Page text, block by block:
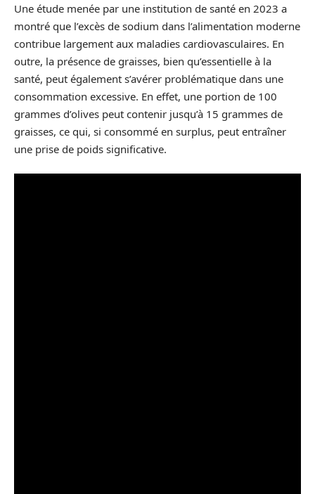
Une étude menée par une institution de santé en 2023 a
montré que l’excès de sodium dans l’alimentation moderne
contribue largement aux maladies cardiovasculaires. En
outre, la présence de graisses, bien qu’essentielle à la
santé, peut également s’avérer problématique dans une
consommation excessive. En effet, une portion de 100
grammes d’olives peut contenir jusqu’à 15 grammes de
graisses, ce qui, si consommé en surplus, peut entraîner
une prise de poids significative.